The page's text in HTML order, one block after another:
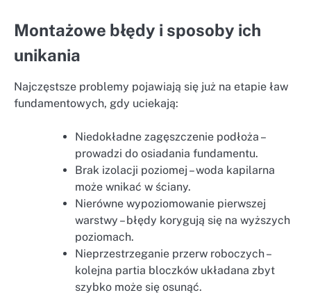
Montażowe błędy i sposoby ich
unikania
Najczęstsze problemy pojawiają się już na etapie ław
fundamentowych, gdy uciekają:
Niedokładne zagęszczenie podłoża –
prowadzi do osiadania fundamentu.
Brak izolacji poziomej – woda kapilarna
może wnikać w ściany.
Nierówne wypoziomowanie pierwszej
warstwy – błędy korygują się na wyższych
poziomach.
Nieprzestrzeganie przerw roboczych –
kolejna partia bloczków układana zbyt
szybko może się osunąć.